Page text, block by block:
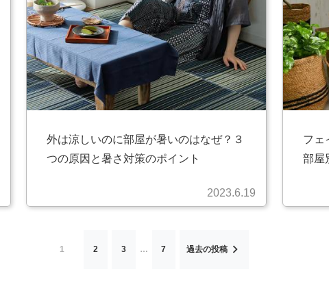
外は涼しいのに部屋が暑いのはなぜ？３
つの原因と暑さ対策のポイント
2023.6.19
フェ
部屋
1 2 3 … 7 過去の投稿